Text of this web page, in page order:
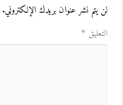
لن يتم نشر عنوان بريدك الإلكتروني.
التعليق *